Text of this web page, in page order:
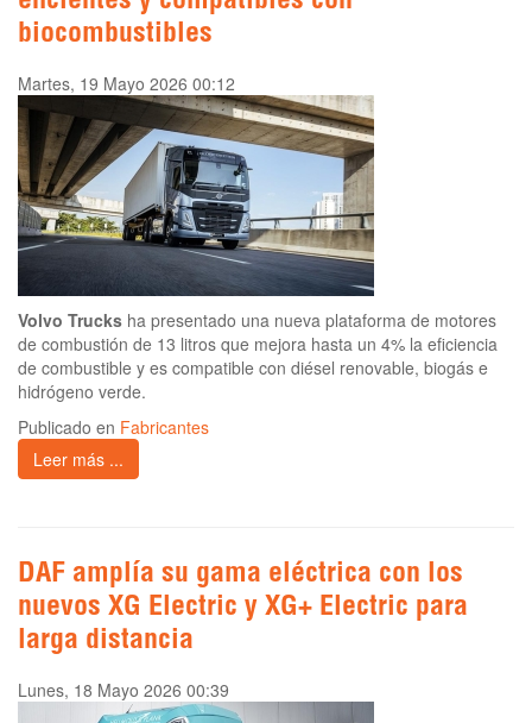
biocombustibles
Martes, 19 Mayo 2026 00:12
Volvo Trucks ha presentado una nueva plataforma de motores
de combustión de 13 litros que mejora hasta un 4% la eficiencia
de combustible y es compatible con diésel renovable, biogás e
hidrógeno verde.
Publicado en Fabricantes
Leer más ...
DAF amplía su gama eléctrica con los
nuevos XG Electric y XG+ Electric para
larga distancia
Lunes, 18 Mayo 2026 00:39